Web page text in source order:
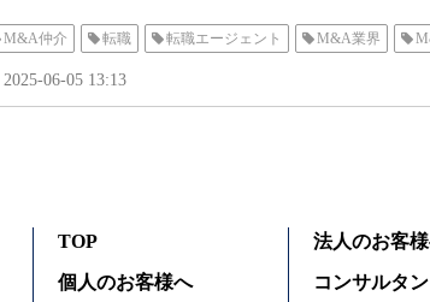
M&A仲介 転職 転職エージェント M&A業界
2025-06-05 13:13
TOP
個人のお客様へ
法人のお客
コンサルタ